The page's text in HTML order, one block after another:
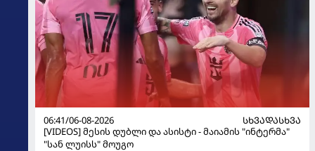
06:41/06-08-2026
ᲡᲮᲕᲐᲓᲐᲡᲮᲕᲐ
[VIDEOS] მესის დუბლი და ასისტი - მაიამის "ინტერმა"
"სან ლუისს" მოუგო